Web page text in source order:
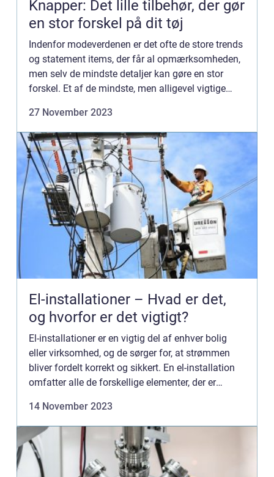
Knapper: Det lille tilbehør, der gør
en stor forskel på dit tøj
Indenfor modeverdenen er det ofte de store trends
og statement items, der får al opmærksomheden,
men selv de mindste detaljer kan gøre en stor
forskel. Et af de mindste, men alligevel vigtige
27 November 2023
El-installationer – Hvad er det,
og hvorfor er det vigtigt?
El-installationer er en vigtig del af enhver bolig
eller virksomhed, og de sørger for, at strømmen
bliver fordelt korrekt og sikkert. En el-installation
omfatter alle de forskellige elementer, der er
14 November 2023